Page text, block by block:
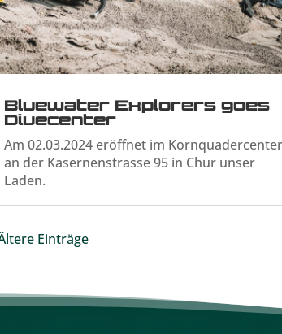
Bluewater Explorers goes
Divecenter
Am 02.03.2024 eröffnet im Kornquadercenter
an der Kasernenstrasse 95 in Chur unser
Laden.
Einträge